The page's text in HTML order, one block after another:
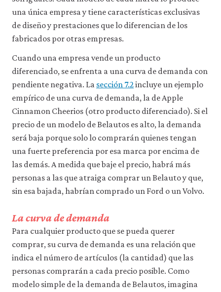
a
través
de
la
configuración
tu
navegador,
es
posible
eso
afecte
las
prestaciones
del
web
(como,
para
acceder
a
recursos
para
que
hay
una única empresa y tiene características exclusivas
de diseño y prestaciones que lo diferencian de los
fabricados por otras empresas.
Cuando una empresa vende un producto
diferenciado, se enfrenta a una curva de demanda con
pendiente negativa. La sección 7.2incluye un ejemplo
empírico de una curva de demanda, la de Apple
Cinnamon Cheerios (otro producto diferenciado). Si el
precio de un modelo de Belautos es alto, la demanda
será baja porque solo lo comprarán quienes tengan
una fuerte preferencia por esa marca por encima de
las demás. A medida que baje el precio, habrá más
personas a las que atraiga comprar un Belauto y que,
sin esa bajada, habrían comprado un Ford o un Volvo.
La curva de demanda
Para cualquier producto que se pueda querer
comprar, su curva de demanda es una relación que
indica el número de artículos (la cantidad) que las
personas comprarán a cada precio posible. Como
modelo simple de la demanda de Belautos, imagina